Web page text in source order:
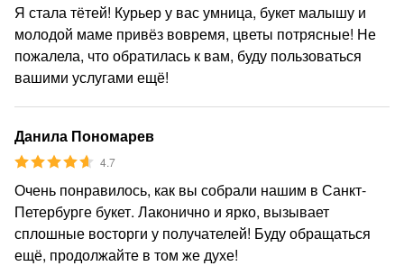
Я стала тётей! Курьер у вас умница, букет малышу и
молодой маме привёз вовремя, цветы потрясные! Не
пожалела, что обратилась к вам, буду пользоваться
вашими услугами ещё!
Данила Пономарев
4.7
Очень понравилось, как вы собрали нашим в Санкт-
Петербурге букет. Лаконично и ярко, вызывает
сплошные восторги у получателей! Буду обращаться
ещё, продолжайте в том же духе!